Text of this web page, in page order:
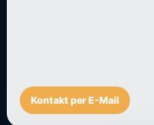
Kontakt per E-Mail